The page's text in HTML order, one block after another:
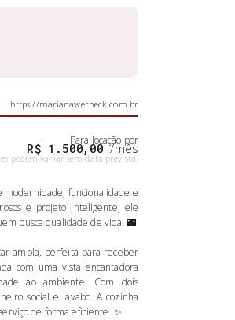
https://marianawerneck.com.br
Para locação por
R$ 1.500,00 /mês
podem variar sem data prevista.
funcionalidade e
e projeto inteligente, ele
busca qualidade de vida. 🌃
ampla, perfeita para receber
com uma vista encantadora
ao ambiente. Com dois
social e lavabo. A cozinha
de forma eficiente. ✨